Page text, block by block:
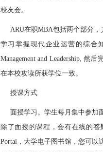
校友会。
ARU在职MBA包括两个部分
学习掌握现代企业运营的综合
Management and Leadership, 然
在本校攻读所获学位一致。
授课方式
面授学习。学生每月集中参加
除了面授的课程，会有在线的答
Portal，大学电子图书馆，您可